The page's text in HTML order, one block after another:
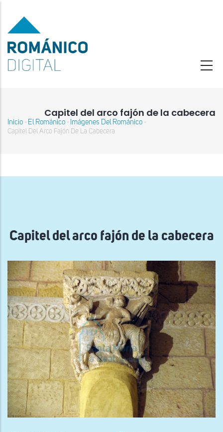
contenido
principal
Capitel del arco fajón de la cabecera
Sobrescribir
ayuda
Inicio - El Románico - Imágenes Del Románico -
Capitel Del Arco Fajón De La Cabecera
Capitel del arco fajón de la cabecera